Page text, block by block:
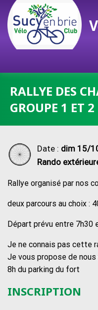
contenu
RALLYE DES
GROUPE 1 ET 2
Date : dim 15/
Rando
Rallye organisé par nos
deux parcours au choix :
Départ prévu entre 7h30
Je ne connais pas cette
Je vous propose de
8h du parking du fort
INSCRIPTION